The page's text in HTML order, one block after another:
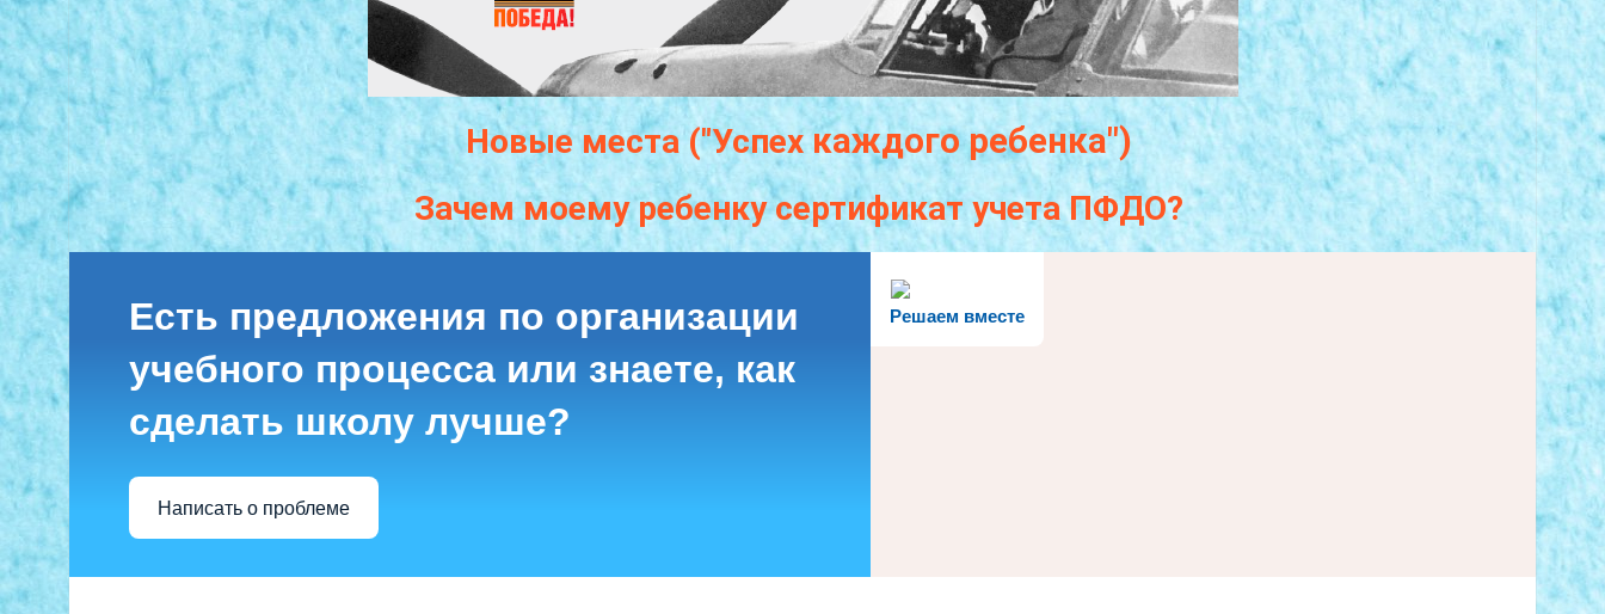
Новые места ("Успехкаждогоребенка")
Зачем моему ребенку сертификат учета ПФДО?
Решаем вместе
Есть предложения по организации
учебного процесса или знаете, как
сделать школу лучше?
Написать о проблеме